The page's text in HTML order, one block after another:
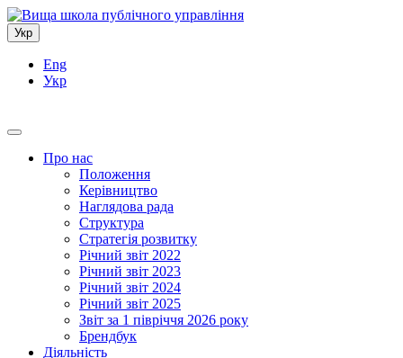
Укр
Eng
Укр
Про нас
Положення
Керівництво
Наглядова рада
Структура
Стратегія розвитку
Річний звіт 2022
Річний звіт 2023
Річний звіт 2024
Річний звіт 2025
Звіт за 1 півріччя 2026 року
Брендбук
Діяльність